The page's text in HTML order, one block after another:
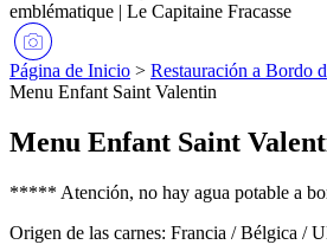
Página de Inicio > Restauración a Bordo
Menu Enfant Saint Valentin
Menu Enfant Saint
***** Atención, no hay agua potable a
Origen de las carnes: Francia / Bélgica /